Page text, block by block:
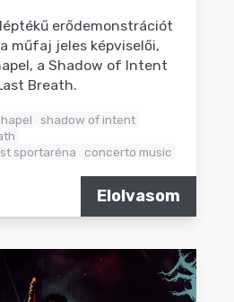
erődemonstrációt
műfaj jeles képviselői,
a Shadow of Intent
Breath.
shadow of intent
sportaréna
concerto music
Elolvasom